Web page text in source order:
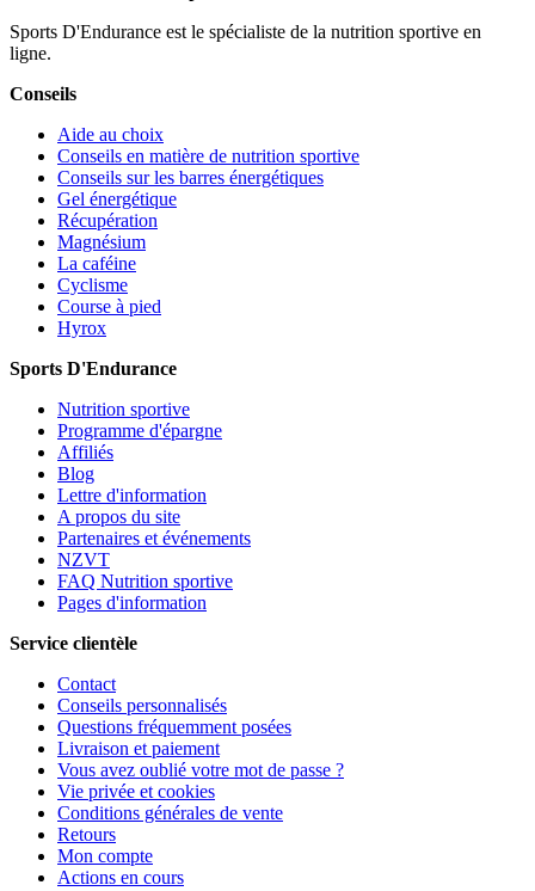
Sports D'Endurance est le spécialiste de la nutrition sportive en
ligne.
Conseils
Aide au choix
Conseils en matière de nutrition sportive
Conseils sur les barres énergétiques
Gel énergétique
Récupération
Magnésium
La caféine
Cyclisme
Course à pied
Hyrox
Sports D'Endurance
Nutrition sportive
Programme d'épargne
Affiliés
Blog
Lettre d'information
A propos du site
Partenaires et événements
NZVT
FAQ Nutrition sportive
Pages d'information
Service clientèle
Contact
Conseils personnalisés
Questions fréquemment posées
Livraison et paiement
Vous avez oublié votre mot de passe ?
Vie privée et cookies
Conditions générales de vente
Retours
Mon compte
Actions en cours